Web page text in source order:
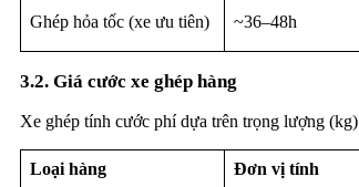
Ghép hỏa tốc (xe ưu tiên) ~36–48h
3.2. Giá cước xe ghép hàng
Xe ghép tính cước phí dựa trên trọng lượng
Loại hàng Đơn vị tính